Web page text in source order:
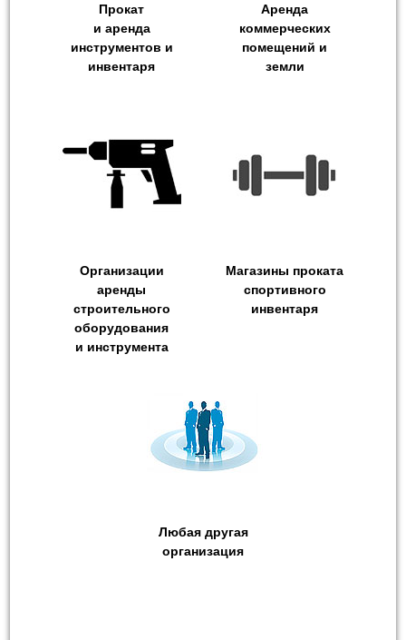
Прокат
и аренда
инструментов и
инвентаря
Аренда
коммерческих
помещений и
земли
Организации
аренды
строительного
оборудования
и инструмента
Магазины проката
спортивного
инвентаря
Любая другая
организация